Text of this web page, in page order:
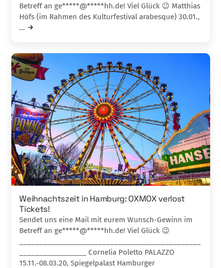
Betreff an ge*****@*****hh.de! Viel Glück 😉 Matthias
Höfs (im Rahmen des Kulturfestival arabesque) 30.01.,
…
Weihnachtszeit in Hamburg: OXMOX verlost
Tickets!
Sendet uns eine Mail mit eurem Wunsch-Gewinn im
Betreff an ge*****@*****hh.de! Viel Glück 😉
_________________ Cornelia Poletto PALAZZO
15.11.-08.03.20, Spiegelpalast Hamburger